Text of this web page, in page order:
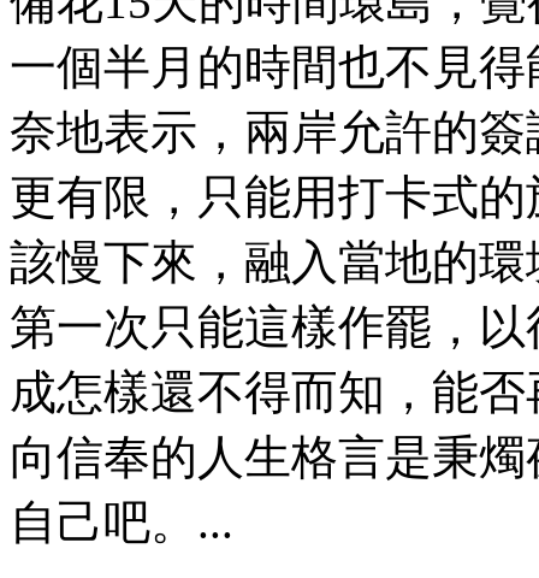
一個半月的時間也不見
奈地表示，兩岸允許的
更有限，只能用打卡式
該慢下來，融入當地的
第一次只能這樣作罷，
成怎樣還不得而知，能
向信奉的人生格言是秉
自己吧。...